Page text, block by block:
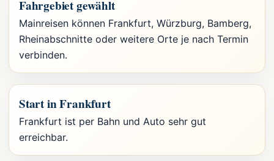
Fahrgebiet gewählt
Mainreisen können Frankfurt, Würzburg, Bamberg,
Rheinabschnitte oder weitere Orte je nach Termin
verbinden.
Start in Frankfurt
Frankfurt ist per Bahn und Auto sehr gut
erreichbar.